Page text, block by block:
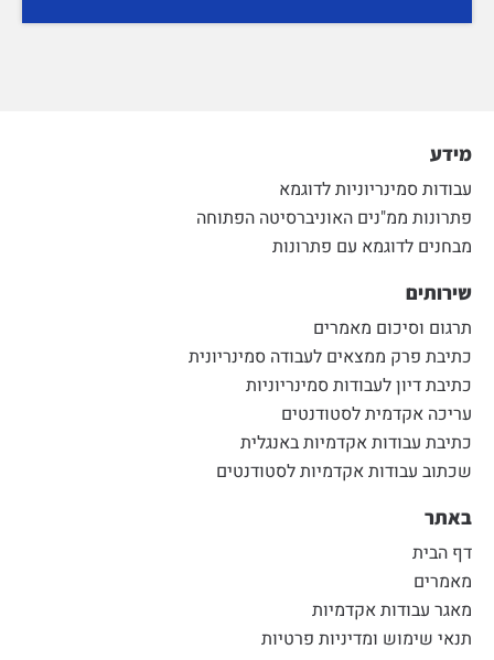
מידע
עבודות סמינריוניות לדוגמא
פתרונות ממ"נים האוניברסיטה הפתוחה
מבחנים לדוגמא עם פתרונות
שירותים
תרגום וסיכום מאמרים
כתיבת פרק ממצאים לעבודה סמינריונית
כתיבת דיון לעבודות סמינריוניות
עריכה אקדמית לסטודנטים
כתיבת עבודות אקדמיות באנגלית
שכתוב עבודות אקדמיות לסטודנטים
באתר
דף הבית
מאמרים
מאגר עבודות אקדמיות
תנאי שימוש ומדיניות פרטיות